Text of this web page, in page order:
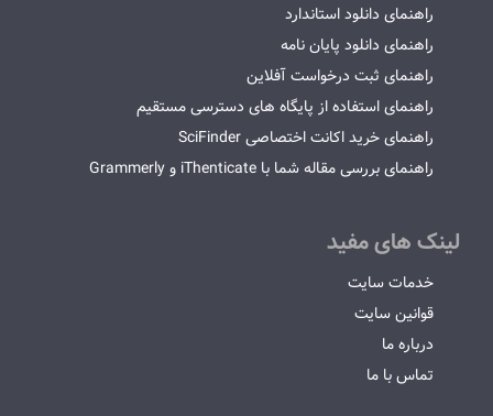
راهنمای دانلود استاندارد
راهنمای دانلود پایان نامه
راهنمای ثبت درخواست آفلاین
راهنمای استفاده از پایگاه های دسترسی مستقیم
راهنمای خرید اکانت اختصاصی SciFinder
راهنمای بررسی مقاله شما با iThenticate و Grammerly
لینک های مفید
خدمات سایت
قوانین سایت
درباره ما
تماس با ما